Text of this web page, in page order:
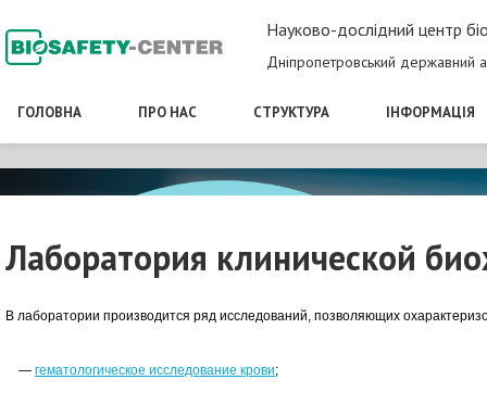
Науково-дослідний центр
Дніпропетровський державний
ГОЛОВНА ПРО НАС СТРУКТУРА ІНФОРМАЦІЯ
Лаборатория клинической
В лаборатории производится ряд исследований, позволяющих
— гематологическое исследование крови;